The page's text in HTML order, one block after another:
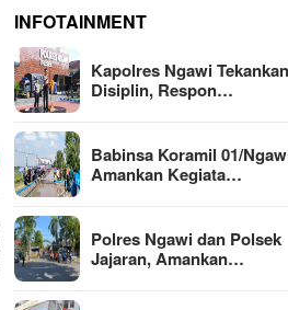
INFOTAINMENT
Kapolres Ngawi Tekankan
Disiplin, Respon…
Babinsa Koramil 01/
Amankan Kegiata…
Polres Ngawi dan Polsek
Jajaran, Amankan…